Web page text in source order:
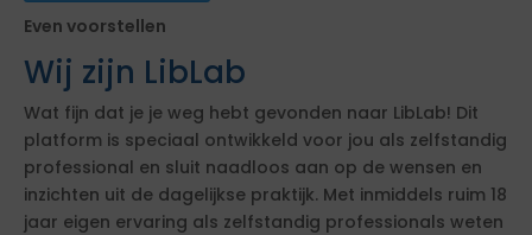
Even voorstellen
Wij zijn LibLab
Wat fijn dat je je weg hebt gevonden naar LibLab! Dit
platform is speciaal ontwikkeld voor jou als zelfstandig
professional en sluit naadloos aan op de wensen en
inzichten uit de dagelijkse praktijk. Met inmiddels ruim 18
jaar eigen ervaring als zelfstandig professionals weten